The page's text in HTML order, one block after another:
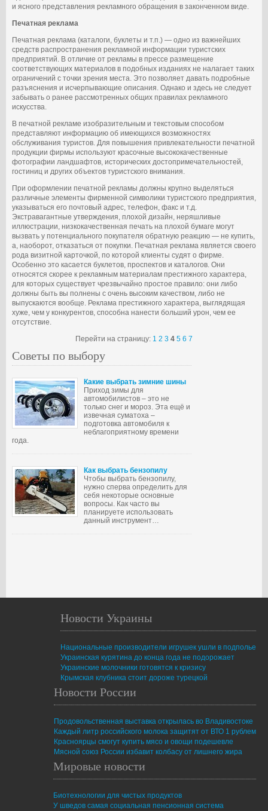
и ясного представления рекламного обращения в законченном виде.
Печатная реклама
Печатная реклама (каталоги, буклеты и т.п.) — одно из важнейших
средств распространения рекламной информации туристских
предприятий. В отличие от рекламы в прессе размещение
соответствующих материалов в подобных изданиях не налагает таких
ограничений с точки зрения места. Это позволяет давать подробные
разъяснения и исчерпывающие описания. Однако и здесь не следует
забывать о ранее рассмотренных общих правилах рекламного
искусства.
В печатной рекламе изобразительным и текстовым способом
представляют информацию об имеющихся возможностях
обслуживания туристов. Для повышения привлекательности печатной
продукции фирмы используют красочные высококачественные
фотографии ландшафтов, исторических достопримечательностей,
гостиниц и других объектов туристского внимания.
При оформлении печатной рекламы должны крупно выделяться
различные элементы фирменной символики туристского предприятия,
указываться его почтовый адрес, телефон, факс и т.д.
Экстравагантные утверждения, плохой дизайн, неряшливые
иллюстрации, низкокачественная печать на плохой бумаге могут
вызвать у потенциального покупателя обратную реакцию — не купить,
а, наоборот, отказаться от покупки. Печатная реклама является своего
рода визитной карточкой, по которой клиенты судят о фирме.
Особенно это касается буклетов, проспектов и каталогов. Они
относятся скорее к рекламным материалам престижного характера,
для которых существует чрезвычайно простое правило: они либо
должны быть вы полнены с очень высоким качеством, либо не
выпускаются вообще. Реклама престижного характера, выглядящая
хуже, чем у конкурентов, способна нанести больший урон, чем ее
отсутствие.
Перейти на страницу: 1 2 3 4 5 6 7
Советы по выбору
Какие выбрать зимние шины
Приход зимы для
автомобилистов – это не
только снег и мороз. Эта ещё и
извечная суматоха –
подготовка автомобиля к
неблагоприятному времени
года.
Как выбрать бензопилу
Чтобы выбрать бензопилу,
нужно сперва определить для
себя некоторые основные
вопросы. Как часто вы
планируете использовать
данный инструмент…
Новости Украины
Национальные производители игрушек ушли в подполье
Украинская курятина до конца года не подорожает
Украинские молочники готовятся к кризису
Крымская клубника стоит дороже турецкой
Новости России
Продовольственная выставка открылась во Владивостоке
Каждый литр российского молока защитят от ВТО 1 рублем
Красноярцы смогут купить мясо и овощи подешевле
Мясной союз России избавит колбасу от лишнего жира
Мировые новости
Биотехнологии для чистых продуктов
У шведов самая социальная пенсионная система